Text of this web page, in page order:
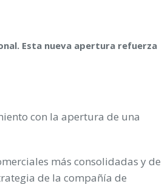
Esta nueva apertura refuerza
con la apertura de una
más consolidadas y de
de la compañía de